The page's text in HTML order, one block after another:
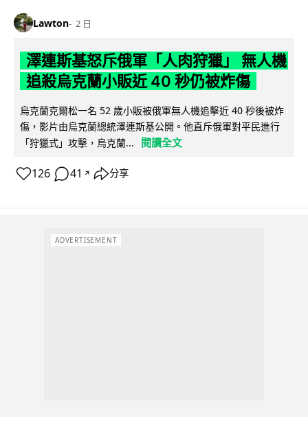
Lawton 2 日
澤連斯基怒斥俄軍「人肉狩獵」 無人機
追殺烏克蘭小販近 40 秒仍被炸傷
烏克蘭克爾松一名 52 歲小販被俄軍無人機追擊近 40 秒後被炸
傷，影片由烏克蘭總統澤連斯基公開。他直斥俄軍對平民進行
「狩獵式」攻擊，烏克蘭...
閱讀全文
126 41 ↗ 分享
ADVERTISEMENT